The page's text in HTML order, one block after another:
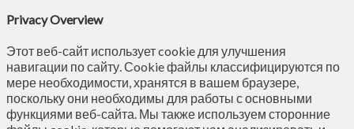
Privacy Overview
Этот веб-сайт использует cookie для улучшения
навигации по сайту. Сookie файлы классифицируются по
мере необходимости, хранятся в вашем браузере,
поскольку они необходимы для работы с основными
функциями веб-сайта. Мы также используем сторонние